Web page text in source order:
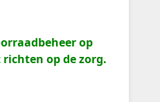
op
op de zorg.